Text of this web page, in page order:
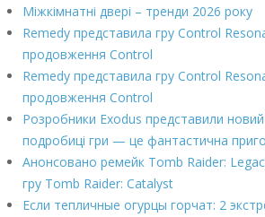
Міжкімнатні двері – тренди 2026 року
Remedy представила гру Control
продовження Control
Remedy представила гру Control
продовження Control
Розробники Exodus представили
подробиці гри — це фантастична
Анонсовано ремейк Tomb Raider:
гру Tomb Raider: Catalyst
Если тепличные огурцы горчат: 2